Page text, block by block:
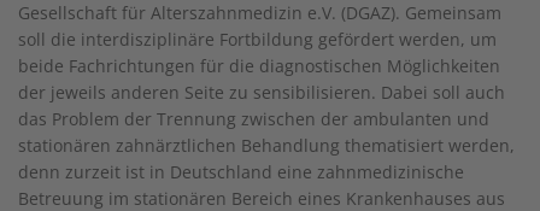
Gesellschaft für Alterszahnmedizin e.V. (DGAZ). Gemeinsam
soll die interdisziplinäre Fortbildung gefördert werden, um
beide Fachrichtungen für die diagnostischen Möglichkeiten
der jeweils anderen Seite zu sensibilisieren. Dabei soll auch
das Problem der Trennung zwischen der ambulanten und
stationären zahnärztlichen Behandlung thematisiert werden,
denn zurzeit ist in Deutschland eine zahnmedizinische
Betreuung im stationären Bereich eines Krankenhauses aus